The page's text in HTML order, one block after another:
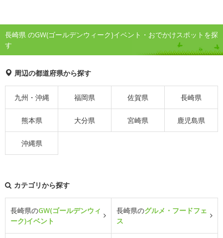
長崎県 のGW(ゴールデンウィーク)イベント・おでかけスポットを探
す
周辺の都道府県から探す
九州・沖縄 福岡県 佐賀県 長崎県
熊本県 大分県 宮崎県 鹿児島県
沖縄県
カテゴリから探す
長崎県のGW(ゴールデンウィ
ーク)イベント
長崎県のグルメ・フードフェ
ス